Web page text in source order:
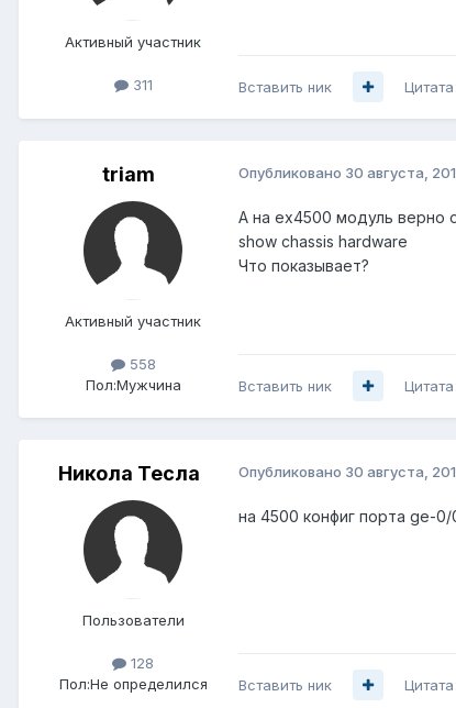
Активный участник
311 Вставить ник Цитата
triam
Активный участник
558
Пол:Мужчина
Опубликовано 30 августа,
А на ex4500 модуль верно
show chassis hardware
Что показывает?
Вставить ник Цитата
Никола Тесла
Пользователи
128
Пол:Не определился
Опубликовано 30 августа,
на 4500 конфиг порта ge-
Вставить ник Цитата